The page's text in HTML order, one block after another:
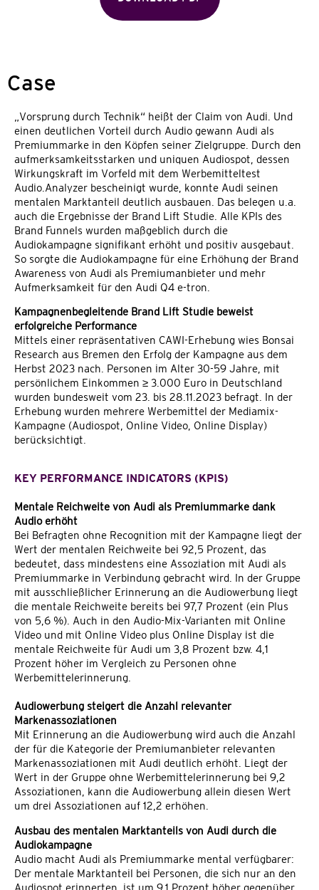
Case
„Vorsprung durch Technik“ heißt der Claim von Audi. Und
einen deutlichen Vorteil durch Audio gewann Audi als
Premiummarke in den Köpfen seiner Zielgruppe. Durch den
aufmerksamkeitsstarken und uniquen Audiospot, dessen
Wirkungskraft im Vorfeld mit dem Werbemitteltest
Audio.Analyzer bescheinigt wurde, konnte Audi seinen
mentalen Marktanteil deutlich ausbauen. Das belegen u.a.
auch die Ergebnisse der Brand Lift Studie. Alle KPIs des
Brand Funnels wurden maßgeblich durch die
Audiokampagne signifikant erhöht und positiv ausgebaut.
So sorgte die Audiokampagne für eine Erhöhung der Brand
Awareness von Audi als Premiumanbieter und mehr
Aufmerksamkeit für den Audi Q4 e-tron.
Kampagnenbegleitende Brand Lift Studie beweist
erfolgreiche Performance
Mittels einer repräsentativen CAWI-Erhebung wies Bonsai
Research aus Bremen den Erfolg der Kampagne aus dem
Herbst 2023 nach. Personen im Alter 30-59 Jahre, mit
persönlichem Einkommen ≥ 3.000 Euro in Deutschland
wurden bundesweit vom 23. bis 28.11.2023 befragt. In der
Erhebung wurden mehrere Werbemittel der Mediamix-
Kampagne (Audiospot, Online Video, Online Display)
berücksichtigt.
KEY PERFORMANCE INDICATORS (KPIS)
Mentale Reichweite von Audi als Premiummarke dank
Audio erhöht
Bei Befragten ohne Recognition mit der Kampagne liegt der
Wert der mentalen Reichweite bei 92,5 Prozent, das
bedeutet, dass mindestens eine Assoziation mit Audi als
Premiummarke in Verbindung gebracht wird. In der Gruppe
mit ausschließlicher Erinnerung an die Audiowerbung liegt
die mentale Reichweite bereits bei 97,7 Prozent (ein Plus
von 5,6 %). Auch in den Audio-Mix-Varianten mit Online
Video und mit Online Video plus Online Display ist die
mentale Reichweite für Audi um 3,8 Prozent bzw. 4,1
Prozent höher im Vergleich zu Personen ohne
Werbemittelerinnerung.
Audiowerbung steigert die Anzahl relevanter
Markenassoziationen
Mit Erinnerung an die Audiowerbung wird auch die Anzahl
der für die Kategorie der Premiumanbieter relevanten
Markenassoziationen mit Audi deutlich erhöht. Liegt der
Wert in der Gruppe ohne Werbemittelerinnerung bei 9,2
Assoziationen, kann die Audiowerbung allein diesen Wert
um drei Assoziationen auf 12,2 erhöhen.
Ausbau des mentalen Marktanteils von Audi durch die
Audiokampagne
Audio macht Audi als Premiummarke mental verfügbarer:
Der mentale Marktanteil bei Personen, die sich nur an den
Audiospot erinnerten, ist um 9,1 Prozent höher gegenüber